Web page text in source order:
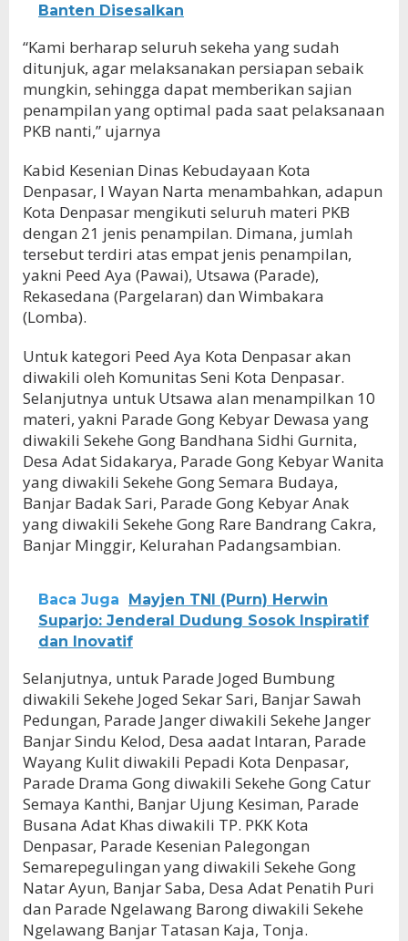
Banten Disesalkan
“Kami berharap seluruh sekeha yang sudah
ditunjuk, agar melaksanakan persiapan sebaik
mungkin, sehingga dapat memberikan sajian
penampilan yang optimal pada saat pelaksanaan
PKB nanti,” ujarnya
Kabid Kesenian Dinas Kebudayaan Kota
Denpasar, I Wayan Narta menambahkan, adapun
Kota Denpasar mengikuti seluruh materi PKB
dengan 21 jenis penampilan. Dimana, jumlah
tersebut terdiri atas empat jenis penampilan,
yakni Peed Aya (Pawai), Utsawa (Parade),
Rekasedana (Pargelaran) dan Wimbakara
(Lomba).
Untuk kategori Peed Aya Kota Denpasar akan
diwakili oleh Komunitas Seni Kota Denpasar.
Selanjutnya untuk Utsawa alan menampilkan 10
materi, yakni Parade Gong Kebyar Dewasa yang
diwakili Sekehe Gong Bandhana Sidhi Gurnita,
Desa Adat Sidakarya, Parade Gong Kebyar Wanita
yang diwakili Sekehe Gong Semara Budaya,
Banjar Badak Sari, Parade Gong Kebyar Anak
yang diwakili Sekehe Gong Rare Bandrang Cakra,
Banjar Minggir, Kelurahan Padangsambian.
Baca Juga
Mayjen TNI (Purn) Herwin
Suparjo: Jenderal Dudung Sosok Inspiratif
dan Inovatif
Selanjutnya, untuk Parade Joged Bumbung
diwakili Sekehe Joged Sekar Sari, Banjar Sawah
Pedungan, Parade Janger diwakili Sekehe Janger
Banjar Sindu Kelod, Desa aadat Intaran, Parade
Wayang Kulit diwakili Pepadi Kota Denpasar,
Parade Drama Gong diwakili Sekehe Gong Catur
Semaya Kanthi, Banjar Ujung Kesiman, Parade
Busana Adat Khas diwakili TP. PKK Kota
Denpasar, Parade Kesenian Palegongan
Semarepegulingan yang diwakili Sekehe Gong
Natar Ayun, Banjar Saba, Desa Adat Penatih Puri
dan Parade Ngelawang Barong diwakili Sekehe
Ngelawang Banjar Tatasan Kaja, Tonja.